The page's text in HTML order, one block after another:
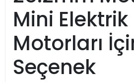
Mini Elektrik
Motorları
Seçenek